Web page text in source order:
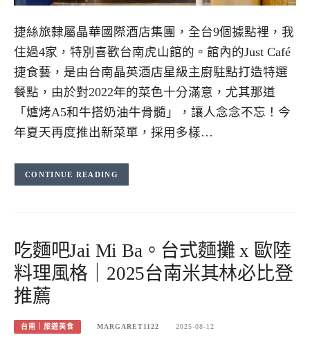
捷絲旅隸屬晶華國際酒店集團，全台9個據點裡，我
住過4家，特別喜歡台南虎山館的。館內的Just Café
捷食藝，是由台南晶英酒店星級主廚駐點打造特選
餐點，由於對2022年的菜色十分滿意，尤其那道
「爐烤A5和牛搭奶油牛骨髓」，讓人念念不忘！今
年夏天再度推出新菜單，採用多樣…
CONTINUE READING
吃麵吧Jai Mi Ba。台式麵攤 x 歐陸
料理風格｜2025台南米其林必比登
推薦
台南｜旅遊美食 MARGARET1122 2025-08-12